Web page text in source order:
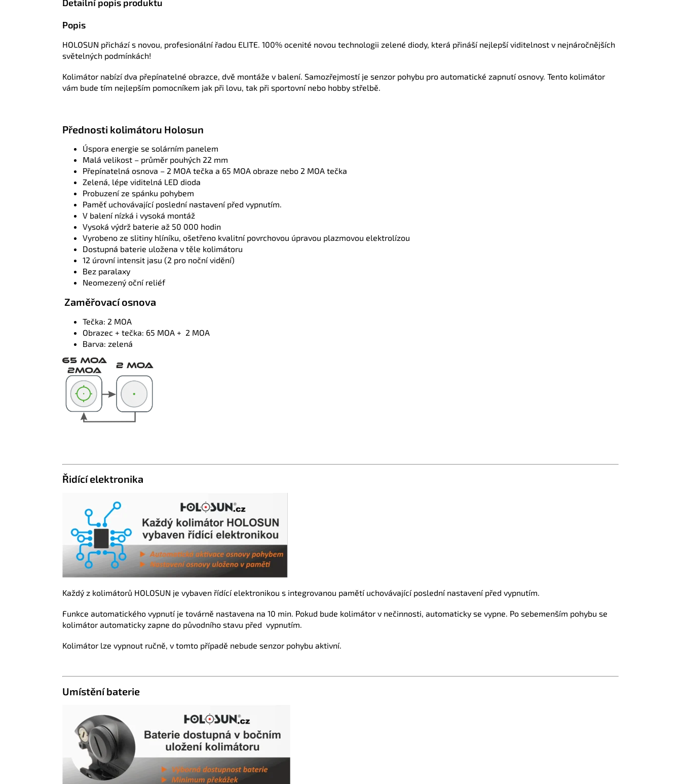
Detailní popis produktu
Popis
HOLOSUN přichází s novou, profesionální řadou ELITE. 100% ocenité novou technologii zelené diody, která přináší nejlepší viditelnost v nejnáročnějších
světelných podmínkách!
Kolimátor nabízí dva přepínatelné obrazce, dvě montáže v balení. Samozřejmostí je senzor pohybu pro automatické zapnutí osnovy. Tento kolimátor
vám bude tím nejlepším pomocníkem jak při lovu, tak při sportovní nebo hobby střelbě.
Přednosti kolimátoru Holosun
Úspora energie se solárním panelem
Malá velikost – průměr pouhých 22 mm
Přepínatelná osnova – 2 MOA tečka a 65 MOA obraze nebo 2 MOA tečka
Zelená, lépe viditelná LED dioda
Probuzení ze spánku pohybem
Paměť uchovávající poslední nastavení před vypnutím.
V balení nízká i vysoká montáž
Vysoká výdrž baterie až 50 000 hodin
Vyrobeno ze slitiny hlíníku, ošetřeno kvalitní povrchovou úpravou plazmovou elektrolízou
Dostupná baterie uložena v těle kolimátoru
12 úrovní intensit jasu (2 pro noční vidění)
Bez paralaxy
Neomezený oční reliéf
Zaměřovací osnova
Tečka: 2 MOA
Obrazec + tečka: 65 MOA + 2 MOA
Barva: zelená
Řidící elektronika
Každý z kolimátorů HOLOSUN je vybaven řídící elektronikou s integrovanou pamětí uchovávající poslední nastavení před vypnutím.
Funkce automatického vypnutí je továrně nastavena na 10 min. Pokud bude kolimátor v nečinnosti, automaticky se vypne. Po sebemenším pohybu se
kolimátor automaticky zapne do původního stavu před vypnutím.
Kolimátor lze vypnout ručně, v tomto případě nebude senzor pohybu aktivní.
Umístění baterie